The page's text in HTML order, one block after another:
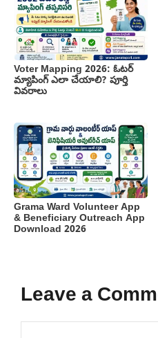
Voter Mapping 2026: ఓటర్
మ్యాపింగ్ ఎలా చేయాలి? పూర్తి
వివరాలు
Grama Ward Volunteer App
& Beneficiary Outreach App
Download 2026
Leave a
Comment